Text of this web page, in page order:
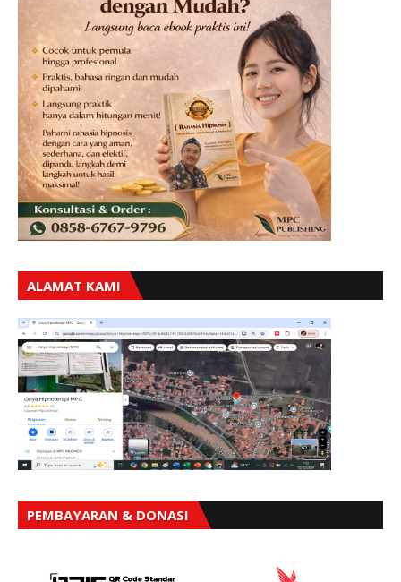
ALAMAT KAMI
PEMBAYARAN & DONASI